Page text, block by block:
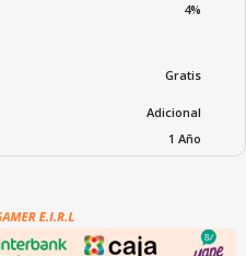
4%
Gratis
Adicional
1 Año